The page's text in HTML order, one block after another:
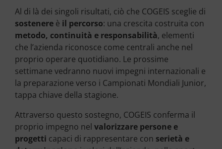
Al di là dei singoli risultati, ciò che COGEIS sceglie di
sostenere è il percorso: una crescita costruita con
metodo, continuità e responsabilità, elementi
che l’azienda riconosce come centrali anche nel
proprio operare quotidiano. Le prossime
settimane vedranno nuovi impegni internazionali e
la preparazione verso i Campionati Mondiali Junior,
tappa chiave della stagione.
Attraverso questo sostegno, COGEIS conferma il
proprio impegno nel valorizzare persone e
progetti capaci di rappresentare con serietà e